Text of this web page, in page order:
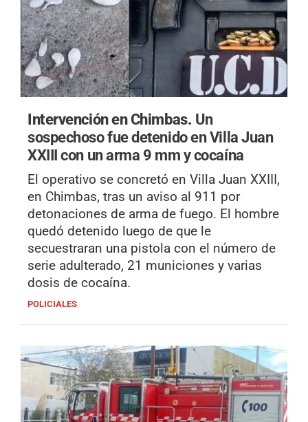
Intervención en Chimbas. Un
sospechoso fue detenido en Villa Juan
XXIII con un arma 9 mm y cocaína
El operativo se concretó en Villa Juan XXIII,
en Chimbas, tras un aviso al 911 por
detonaciones de arma de fuego. El hombre
quedó detenido luego de que le
secuestraran una pistola con el número de
serie adulterado, 21 municiones y varias
dosis de cocaína.
POLICIALES